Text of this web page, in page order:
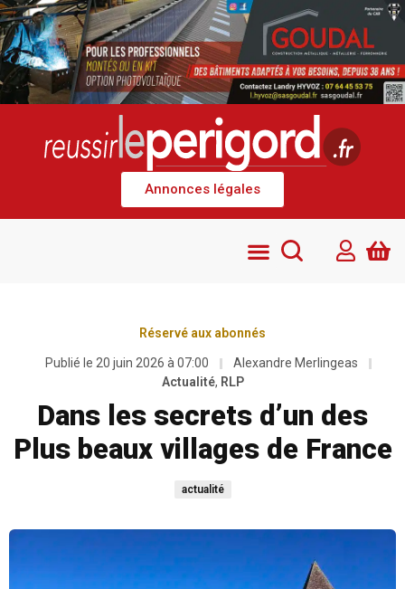
Annonces légales
Réservé aux abonnés
Publié le 20 juin 2026 à 07:00
Alexandre Merlingeas
Actualité, RLP
Dans les secrets d’un des
Plus beaux villages de France
actualité